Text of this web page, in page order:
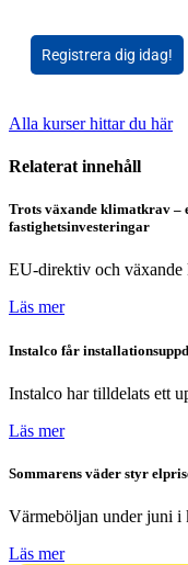
Registrera dig idag!
Alla kurser hittar du här
Relaterat innehåll
Trots växande klimatkrav –
fastighetsinvesteringar
EU-direktiv och växande
Läs mer
Instalco får
Instalco har tilldelats ett
Läs mer
Sommarens väder styr
Värmeböljan under juni i
Läs mer